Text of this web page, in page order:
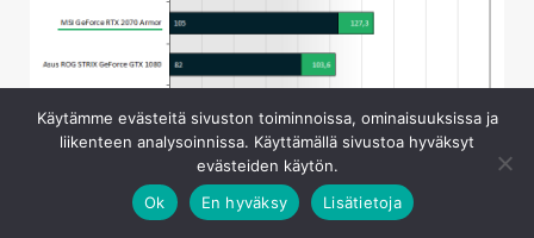
Käytämme evästeitä sivuston toiminnoissa, ominaisuuksissa ja
liikenteen analysoinnissa. Käyttämällä sivustoa hyväksyt
evästeiden käytön.
Ok
En hyväksy Lisätietoja